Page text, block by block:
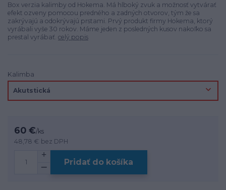
Box verzia kalimby od Hokema. Má hlboký zvuk a možnosť vytvárať
efekt ozveny pomocou predného a zadných otvorov, tým že sa
zakrývajú a odokrývajú prstami. Prvý produkt firmy Hokema, ktorý
vyrábali vyše 30 rokov. Máme jeden z posledných kusov nakoľko sa
prestal vyrábať. celý popis
Kalimba
60 €/ks
48,78 € bez DPH
Pridať do košíka